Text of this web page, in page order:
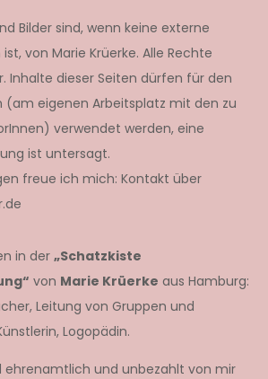
Bilder sind, wenn keine externe
von Marie Krüerke. Alle Rechte
Inhalte dieser Seiten dürfen für den
(am eigenen Arbeitsplatz mit den zu
verwendet werden, eine
ist untersagt.
freue ich mich: Kontakt über
in der „Schatzkiste
von Marie Krüerke aus Hamburg:
Leitung von Gruppen und
Logopädin.
ehrenamtlich und unbezahlt von mir